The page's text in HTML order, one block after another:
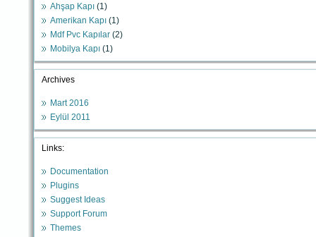
Ahşap Kapı (1)
Amerikan Kapı (1)
Mdf Pvc Kapılar (2)
Mobilya Kapı (1)
Archives
Mart 2016
Eylül 2011
Links:
Documentation
Plugins
Suggest Ideas
Support Forum
Themes